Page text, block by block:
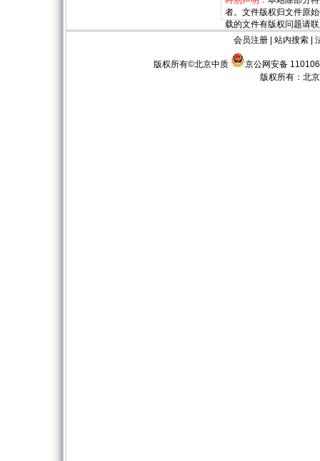
者。文件版权归文件原
载的文件有版权问题请
会员注册| 站内搜索|
版权所有©北京中质
京公网安备
版权所有： 北